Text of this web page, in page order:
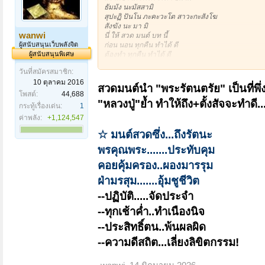
wanwi
ผู้สนับสนุนเว็บพลังจิต
ผู้สนับสนุนพิเศษ
วันที่สมัครสมาชิก:
10 ตุลาคม 2016
โพสต์:
44,688
กระทู้เรื่องเด่น:
1
ค่าพลัง:
+1,124,547
ธัมมัง นะมัสสามิ
สุปะฏิ ปันโน ภะคะวะโต สาวะกะสังโฆ
สังฆัง นะ มา มิ
นี่ ให้ สวด มนต์ บท นี้
ก่อน นอน ทุกคืน ทำได้ ดี
ต้องทำ ทุกคืน ทำได้ ดี
วันนี้ เช้า เป็นต้นไป
พรุ่ง นี้ เช้า จะทำ ดี เป็นคนดี
นี่ ทำ ทุก วัน ได้ ดี
สวดมนต์นำ "พระรัตนตรัย" เป็นที่พึ่
"หลวงปู่"ย้ำ ทำให้ถึง+ตั้งสัจจะทำดี...
☆ มนต์สวดซึ่ง...ถึงรัตนะ
พรคุณพระ.......ประทับคุม
คอยคุ้มครอง..ผองมารรุม
ฝ่ามรสุม.......อุ้มชูชีวิต
--ปฏิบัติ.....จัดประจำ
--ทุกเช้าค่ำ..ทำเนืองนิจ
--ประสิทธิ์ตน..พ้นผลผิด
--ความดีสถิต...เลี่ยงลิขิตกรรม!